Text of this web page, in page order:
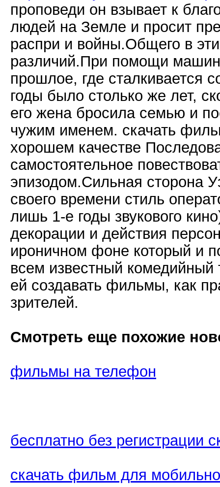
проповеди он взывает к
людей на Земле и просит
распри и войны.Общего в
различий.При помощи
прошлое, где сталкивается
годы было столько же лет,
его жена бросила семью и
чужим именем. скачать
хорошем качестве
самостоятельное
эпизодом.Сильная сторона
своего времени стиль
лишь 1-е годы звукового
декорации и действия
ироничном фоне который и
всем известный
ей создавать фильмы, как
зрителей.
Смотреть еще похожие
фильмы на телефон
бесплатно без регистрации
скачать фильм для